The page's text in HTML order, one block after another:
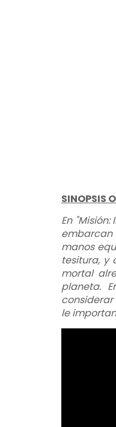
SINOPSIS
En
manos
tesitura, y
mortal
planeta.
considerar
le